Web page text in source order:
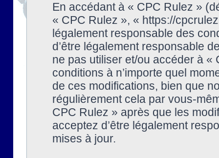
En accédant à « CPC Rulez »
« CPC Rulez », « https://
légalement responsable des
d’être légalement responsable
ne pas utiliser et/ou accéder à
conditions à n’importe quel
de ces modifications, bien que
régulièrement cela par vous-
CPC Rulez » après que les
acceptez d’être légalement
mises à jour.